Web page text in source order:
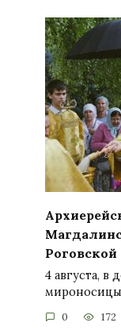
Роговской
4 августа, в
мироносицы
0 172